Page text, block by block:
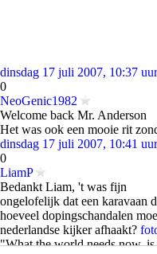
dinsdag 17 juli 2007, 10:37 uur
0
NeoGenic1982
Welcome back Mr. Anderson
Het was ook een mooie rit
dinsdag 17 juli 2007, 10:41 uur
0
LiamP
Bedankt Liam, 't was fijn
ongelofelijk dat een karavaan
hoeveel dopingschandalen
nederlandse kijker afhaakt?
"What the world needs now,